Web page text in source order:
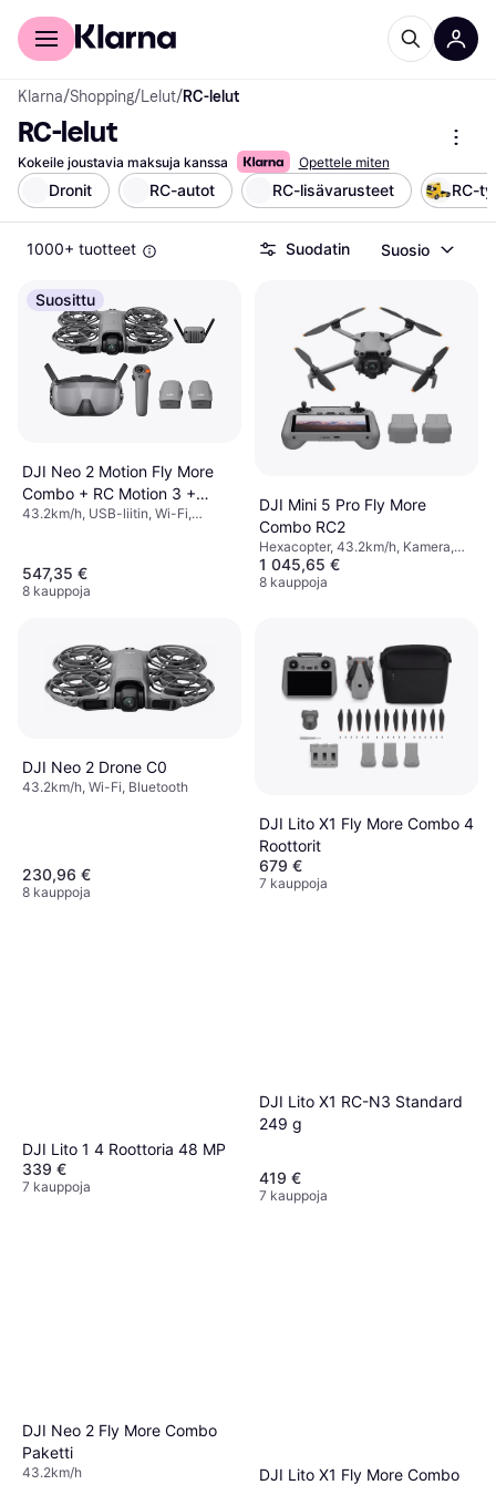
Kuluttajille
Klarna/Shopping/Lelut/RC-lelut
RC-lelut
Kokeile joustavia maksuja kanssa Opettele miten
Dronit RC-autot RC-lisävarusteet RC-
1000+ tuotteet Suodatin Suosio
Suosittu
DJI Neo 2 Motion Fly More
Combo + RC Motion 3 +
Goggles N3
43.2km/h, USB-liitin, Wi-Fi,
547,35 €
8 kauppoja
DJI Mini 5 Pro Fly More
Combo RC2
Hexacopter, 43.2km/h, Kamera,
Gimbaalituki, Kamerateline, Wi-Fi,
GPS, Bluetooth
1 045,65 €
8 kauppoja
DJI Neo 2 Drone C0
43.2km/h, Wi-Fi, Bluetooth
230,96 €
8 kauppoja
DJI Lito X1 Fly More Combo 4
Roottorit
679 €
7 kauppoja
DJI Lito 1 4 Roottoria 48 MP
339 €
7 kauppoja
DJI Lito X1 RC-N3 Standard
249 g
419 €
7 kauppoja
DJI Neo 2 Fly More Combo
Paketti
43.2km/h
DJI Lito X1 Fly More Combo